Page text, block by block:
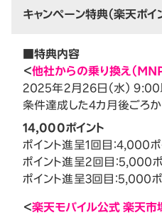
キャンペーン特典（楽天ポイ
■特典内容
＜他社からの乗り換え（MNP
2025年2月26日（水） 9:00
条件達成した4カ月後ごろ
14,000ポイント
ポイント進呈1回目：4,000ポ
ポイント進呈2回目：5,000
ポイント進呈3回目：5,000ポ
＜楽天モバイル公式 楽天